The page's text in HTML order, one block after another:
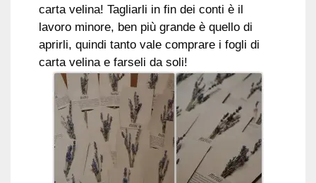
carta velina! Tagliarli in fin dei conti è il
lavoro minore, ben più grande è quello di
aprirli, quindi tanto vale comprare i fogli di
carta velina e farseli da soli!